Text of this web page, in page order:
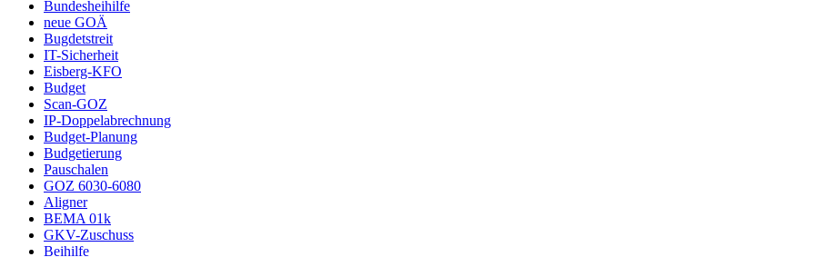
Bundesheihilfe
neue GOÄ
Bugdetstreit
IT-Sicherheit
Eisberg-KFO
Budget
Scan-GOZ
IP-Doppelabrechnung
Budget-Planung
Budgetierung
Pauschalen
GOZ 6030-6080
Aligner
BEMA 01k
GKV-Zuschuss
Beihilfe